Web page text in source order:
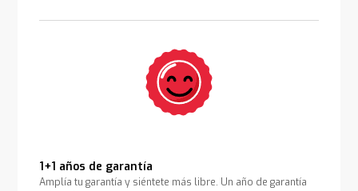
1+1 años de garantía
Amplía tu garantía y siéntete más libre. Un año de garantía